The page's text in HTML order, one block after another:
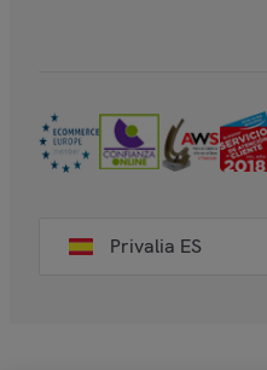
Privalia ES